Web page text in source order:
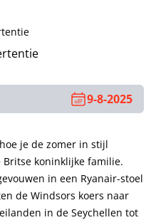
9-8-2025
je de zomer in stijl
koninklijke familie.
in een Ryanair-stoel
de Windsors koers naar
in de Seychellen tot